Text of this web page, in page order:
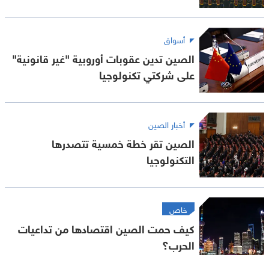
أسواق
الصين تدين عقوبات أوروبية "غير قانونية"
على شركتي تكنولوجيا
أخبار الصين
الصين تقر خطة خمسية تتصدرها
التكنولوجيا
خاص
كيف حمت الصين اقتصادها من تداعيات
الحرب؟